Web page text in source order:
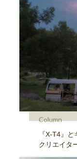
Column
『X-T4』
クリエイタ